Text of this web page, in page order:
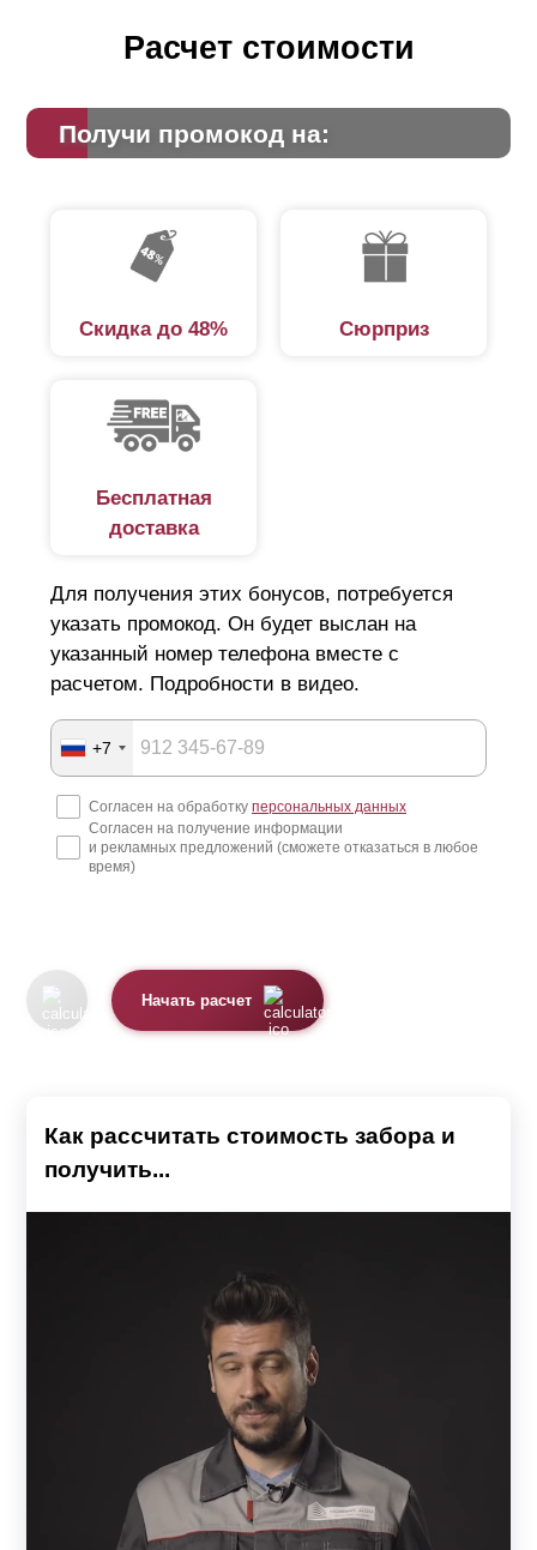
Расчет стоимости
Получи промокод на:
Скидка до 48% Сюрприз
Бесплатная
доставка
Для получения этих бонусов, потребуется
указать промокод. Он будет выслан на
указанный номер телефона вместе с
расчетом. Подробности в видео.
+7
Согласен на обработку персональных данных
Согласен на получение информации
и рекламных предложений (сможете отказаться в любое
время)
Начать расчет
Как рассчитать стоимость забора и
получить...